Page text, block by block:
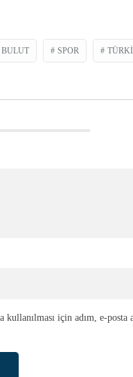
SPOR
kullanılması için adım, e-